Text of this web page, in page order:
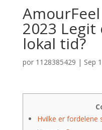
2023
lokal tid?
por 1128385429 | Sep
Hvilke er fordelene